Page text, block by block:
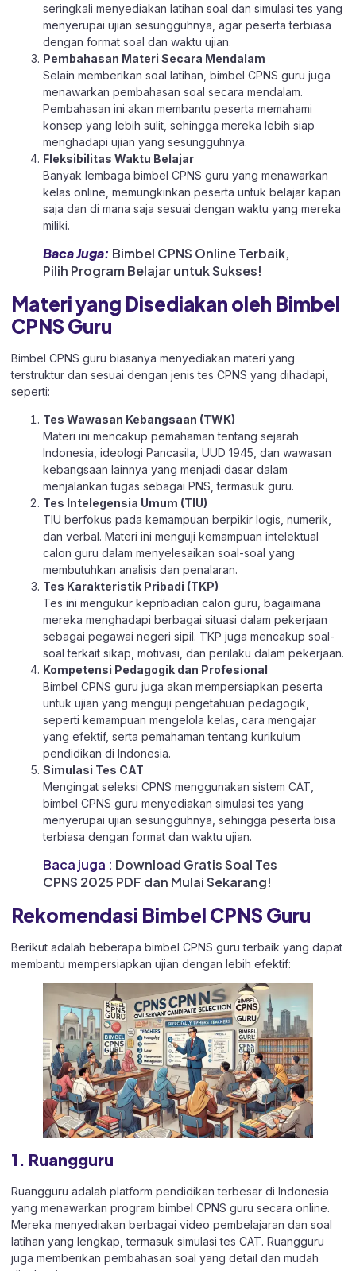
seringkali menyediakan latihan soal dan simulasi tes yang
menyerupai ujian sesungguhnya, agar peserta terbiasa
dengan format soal dan waktu ujian.
Pembahasan Materi Secara Mendalam
Selain memberikan soal latihan, bimbel CPNS guru juga
menawarkan pembahasan soal secara mendalam.
Pembahasan ini akan membantu peserta memahami
konsep yang lebih sulit, sehingga mereka lebih siap
menghadapi ujian yang sesungguhnya.
Fleksibilitas Waktu Belajar
Banyak lembaga bimbel CPNS guru yang menawarkan
kelas online, memungkinkan peserta untuk belajar kapan
saja dan di mana saja sesuai dengan waktu yang mereka
miliki.
Baca Juga: Bimbel CPNS Online Terbaik,
Pilih Program Belajar untuk Sukses!
Materi yang Disediakan oleh Bimbel
CPNS Guru
Bimbel CPNS guru biasanya menyediakan materi yang
terstruktur dan sesuai dengan jenis tes CPNS yang dihadapi,
seperti:
Tes Wawasan Kebangsaan (TWK)
Materi ini mencakup pemahaman tentang sejarah
Indonesia, ideologi Pancasila, UUD 1945, dan wawasan
kebangsaan lainnya yang menjadi dasar dalam
menjalankan tugas sebagai PNS, termasuk guru.
Tes Intelegensia Umum (TIU)
TIU berfokus pada kemampuan berpikir logis, numerik,
dan verbal. Materi ini menguji kemampuan intelektual
calon guru dalam menyelesaikan soal-soal yang
membutuhkan analisis dan penalaran.
Tes Karakteristik Pribadi (TKP)
Tes ini mengukur kepribadian calon guru, bagaimana
mereka menghadapi berbagai situasi dalam pekerjaan
sebagai pegawai negeri sipil. TKP juga mencakup soal-
soal terkait sikap, motivasi, dan perilaku dalam pekerjaan.
Kompetensi Pedagogik dan Profesional
Bimbel CPNS guru juga akan mempersiapkan peserta
untuk ujian yang menguji pengetahuan pedagogik,
seperti kemampuan mengelola kelas, cara mengajar
yang efektif, serta pemahaman tentang kurikulum
pendidikan di Indonesia.
Simulasi Tes CAT
Mengingat seleksi CPNS menggunakan sistem CAT,
bimbel CPNS guru menyediakan simulasi tes yang
menyerupai ujian sesungguhnya, sehingga peserta bisa
terbiasa dengan format dan waktu ujian.
Baca juga : Download Gratis Soal Tes
CPNS 2025 PDF dan Mulai Sekarang!
Rekomendasi Bimbel CPNS Guru
Berikut adalah beberapa bimbel CPNS guru terbaik yang dapat
membantu mempersiapkan ujian dengan lebih efektif:
1. Ruangguru
Ruangguru adalah platform pendidikan terbesar di Indonesia
yang menawarkan program bimbel CPNS guru secara online.
Mereka menyediakan berbagai video pembelajaran dan soal
latihan yang lengkap, termasuk simulasi tes CAT. Ruangguru
juga memberikan pembahasan soal yang detail dan mudah